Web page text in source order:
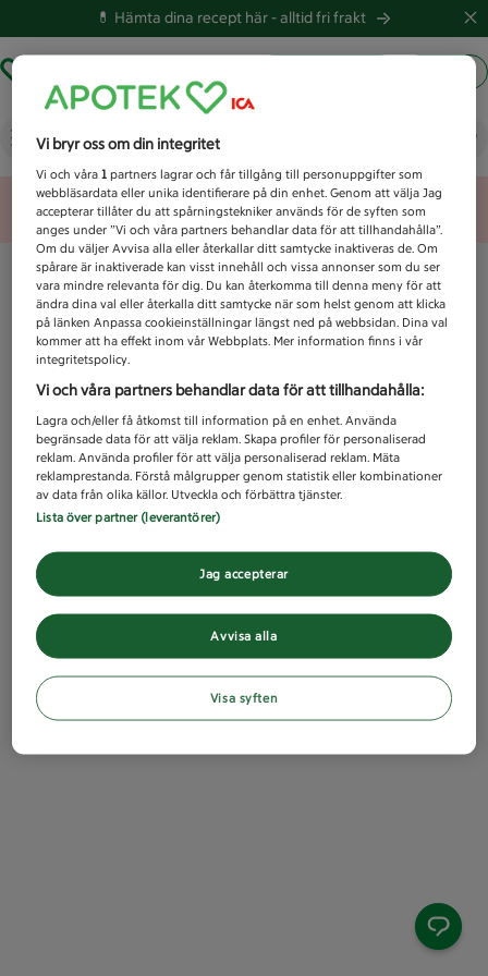
💊 Hämta dina recept här -alltid fri frakt
Vad letar du efter idag?
Unknown error
Vi bryr oss om din integritet
Vi och våra1 partners lagrar och får tillgång till personuppgifter som
webbläsardata eller unika identifierare på din enhet. Genom att välja Jag
accepterar tillåter du att spårningstekniker används för de syften som
anges under ”Vi och våra partners behandlar data för att tillhandahålla”.
Om du väljer Avvisa alla eller återkallar ditt samtycke inaktiveras de. Om
spårare är inaktiverade kan visst innehåll och vissa annonser som du ser
vara mindre relevanta för dig. Du kan återkomma till denna meny för att
ändra dina val eller återkalla ditt samtycke när som helst genom att klicka
på länken Anpassa cookieinställningar längst ned på webbsidan. Dina val
kommer att ha effekt inom vår Webbplats. Mer information finns i vår
integritetspolicy.
Vi och våra partners behandlar data för att tillhandahålla:
Lagra och/eller få åtkomst till information på en enhet. Använda
begränsade data för att välja reklam. Skapa profiler för personaliserad
reklam. Använda profiler för att välja personaliserad reklam. Mäta
reklamprestanda. Förstå målgrupper genom statistik eller kombinationer
av data från olika källor. Utveckla och förbättra tjänster.
Lista över partner (leverantörer)
Avvisa alla
Jag accepterar
Visa syften